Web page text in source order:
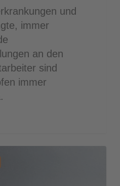
und
immer
an den
sind
immer